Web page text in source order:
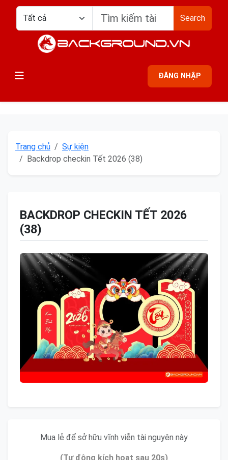
Search
ĐĂNG NHẬP
Trang chủ
Sự kiện
Backdrop checkin Tết 2026 (38)
BACKDROP CHECKIN TẾT 2026
(38)
Mua lẻ để sở hữu vĩnh viễn tài nguyên này
(Tự động kích hoạt sau 20s)